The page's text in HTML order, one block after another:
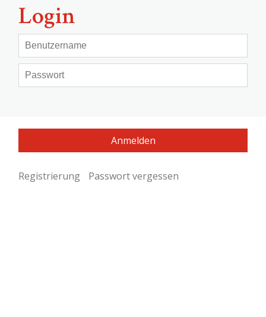
Login
Registrierung Passwort vergessen